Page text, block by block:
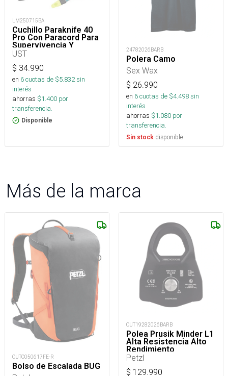
LM250715BA
Cuchillo Paraknife 40
Pro Con Paracord Para
Supervivencia Y
Outdoor
UST
$ 34.990
en 6cuotas de $5.832sin
interés
ahorras $1.400 por
transferencia.
Disponible
24782026BARB
Polera Camo
Sex Wax
$ 26.990
en 6cuotas de $4.498sin
interés
ahorras $1.080 por
transferencia.
Sin stock disponible
Más de la marca
OUTC050617FE-R
Bolso de Escalada BUG
OUT19282026BARB
Polea Prusik Minder L1
Alta Resistencia Alto
Rendimiento
Petzl
$ 129.990